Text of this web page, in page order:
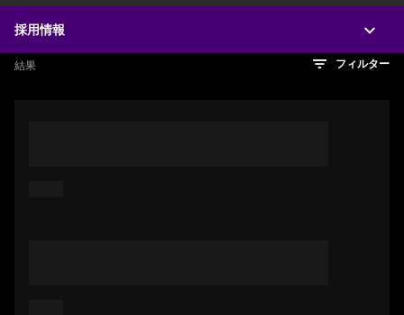
採用情報検索のヒント
希望の仕事を表すフレーズや文章を使って検索してみてくださ
い。キーワードを引用符で囲むことで、完全一致検索もできま
文字数制限に達しました
検索結果を見るにはEnterキーを押してください
結果 フィルター